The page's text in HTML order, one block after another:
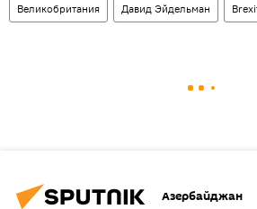
Великобритания Давид Эйдельман
Азербайджан